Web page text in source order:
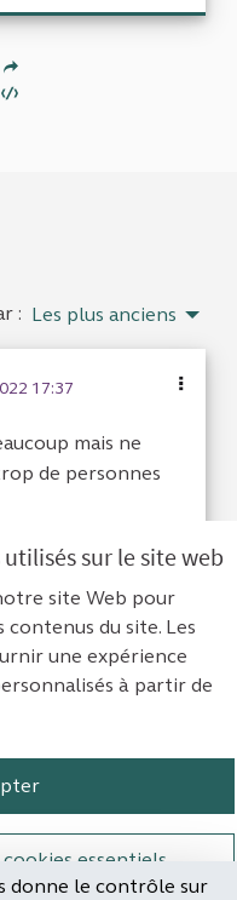
sur le site web
site Web pour
du site. Les
une expérience
à partir de
essentiels
: Les plus anciens
17:37
mais ne
de personnes
participation de la
de participation de la
de participation
Plateforme de
donne le contrôle sur